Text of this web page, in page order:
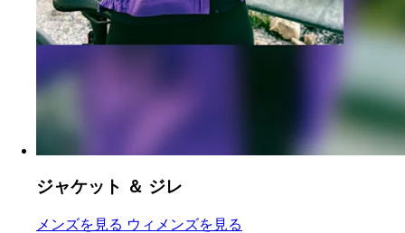
ジャケット ＆ ジレ
ジャケット ＆ ジレ :
メンズを見る ジャケット ＆ ジレ
ウィメンズを見る